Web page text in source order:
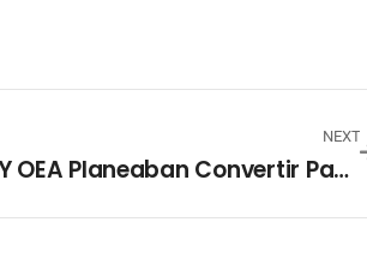
NEXT
FMLN Y OEA Planeaban Convertir Pandillas En Nueva Guerrilla